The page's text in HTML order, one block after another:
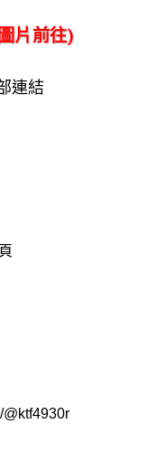
片前往)
連結
@ktf4930r